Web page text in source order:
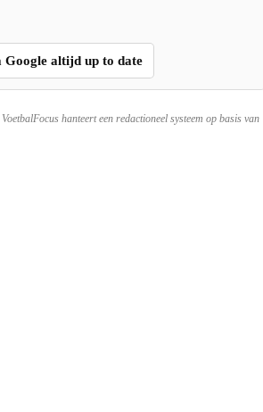
altijd up to date
hanteert een redactioneel systeem op basis van